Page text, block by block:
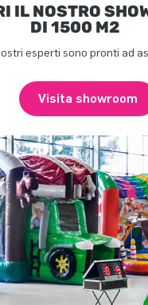
IL NOSTRO
DI 1500 M2
esperti sono pronti ad
Visita showroom